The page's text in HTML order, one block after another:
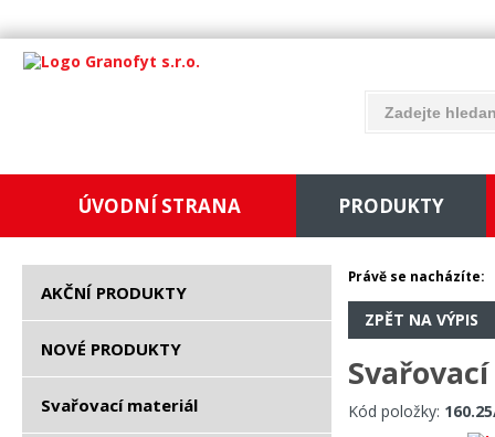
ÚVODNÍ STRANA PRODUKTY
AKČNÍ PRODUKTY
NOVÉ PRODUKTY
Svařovací materiál
Právě se nacházíte:
ZPĚT NA VÝPIS
Kód položky: